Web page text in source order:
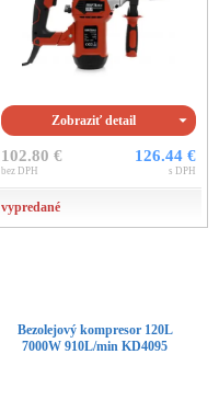
Zobraziť detail
102.80 €
bez DPH
126.44 €
s DPH
vypredané
Bezolejový kompresor 120L
7000W 910L/min KD4095